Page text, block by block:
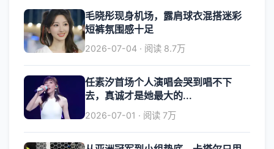
毛晓彤现身机场，露肩球衣混搭迷彩
短裤氛围感十足
2026-07-04 · 阅读 8.7万
任素汐首场个人演唱会哭到唱不下
去，真诚才是她最大的...
2026-07-01 · 阅读 7万